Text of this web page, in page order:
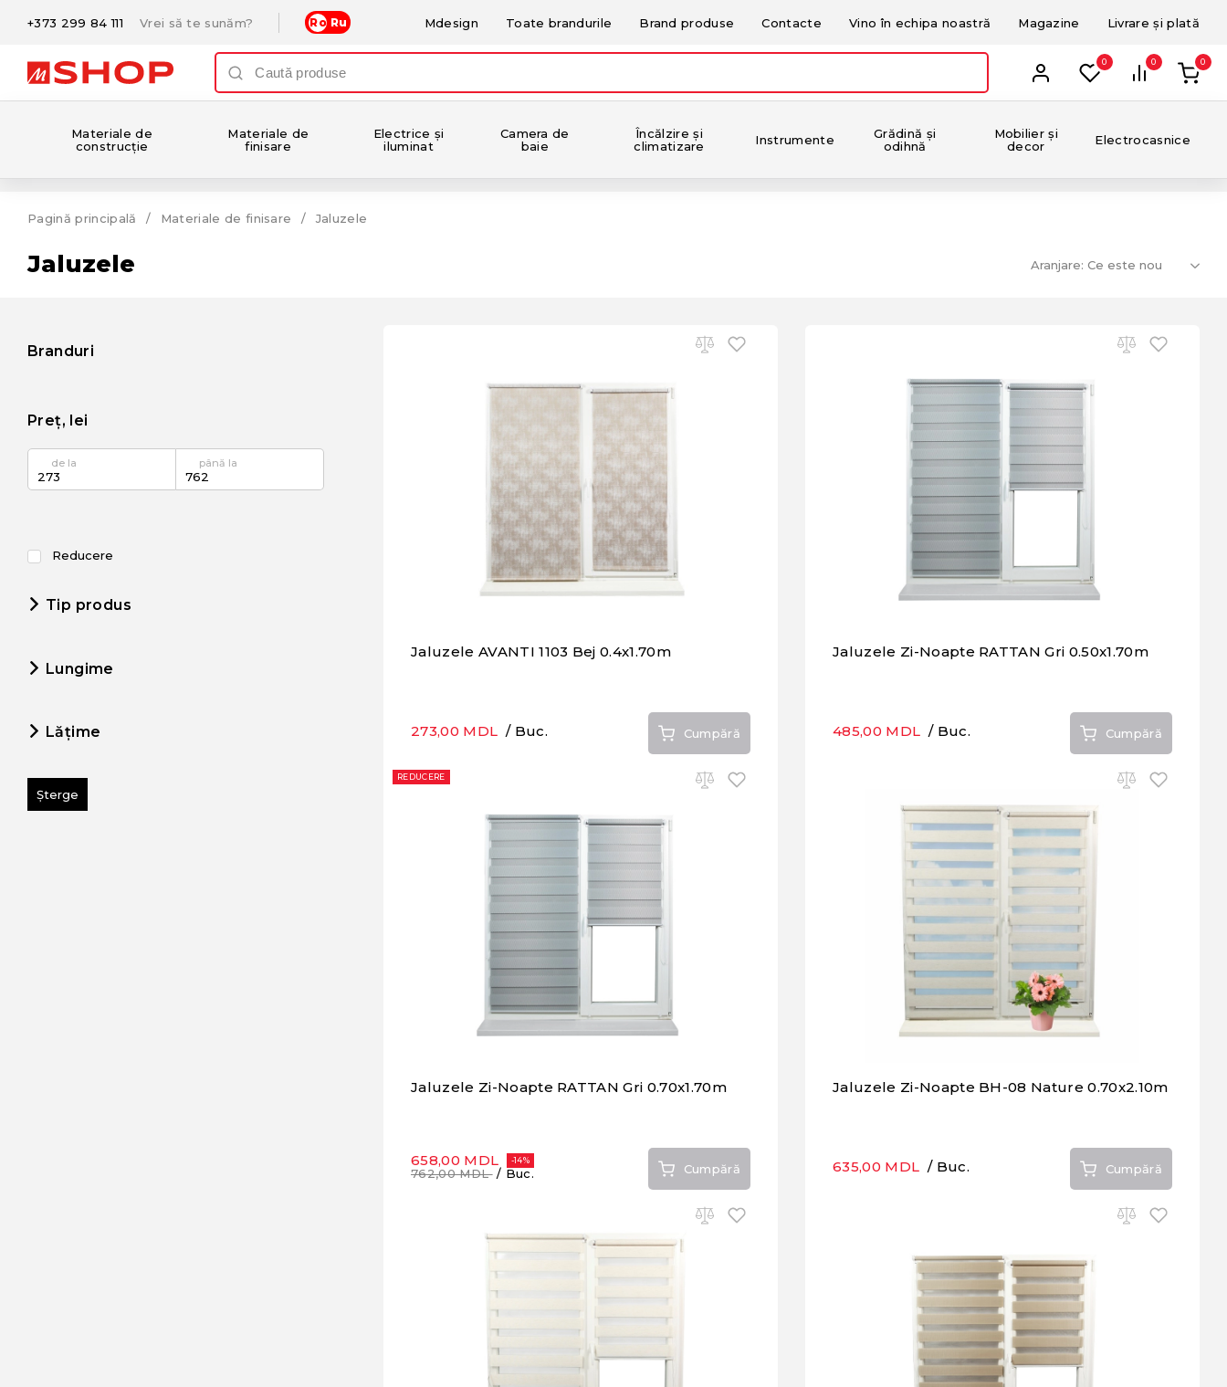
+373 299 84 111 Vrei să te sunăm? Ro Ru Mdesign Toate brandurile Brand produse Contacte Vino în echipa noastră Magazine Livrare și plată
0 0 0
Materiale de
construcție
Materiale de
finisare
Electrice și
iluminat
Camera de
baie
Încălzire și
climatizare
Instrumente
Grădină și
odihnă
Mobilier și
decor
Electrocasnice
Pagină principală Materiale de finisare Jaluzele
Jaluzele
Branduri
Preț, lei
de la până la
Reducere
Tip produs
Lungime
Lățime
Șterge
Aranjare:
Jaluzele AVANTI 1103 Bej 0.4x1.70m
273,00 MDL / Buc. Cumpără
Jaluzele Zi-Noapte RATTAN Gri 0.50x1.70m
485,00 MDL / Buc. Cumpără
REDUCERE
Jaluzele Zi-Noapte RATTAN Gri 0.70x1.70m
658,00 MDL -14%
762,00 MDL/ Buc. Cumpără
Jaluzele Zi-Noapte BH-08 Nature 0.70x2.10m
635,00 MDL / Buc. Cumpără